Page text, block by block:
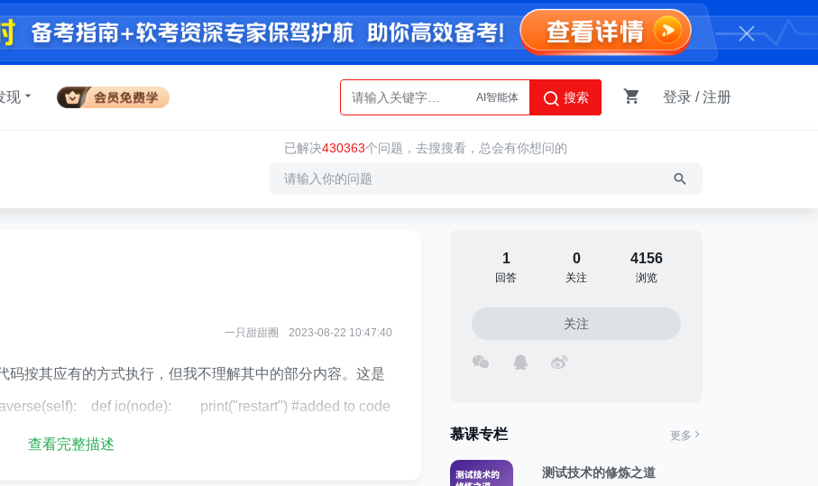
现
AI智能体
Python
搜索 登录 /注册
已解决430363个问题，去搜搜看，总会有你想问的
一只甜甜圈 2023-08-22 10:47:40
码按其应有的方式执行，但我不理解其中的部分内容。这是
def io(node): print("restart") #added to code
print("b4 app", node.data) #added to code see whats h
查看完整描述
1
回答
0
关注
4156
浏览
关注
慕课专栏 更多
测试技术的修炼之道